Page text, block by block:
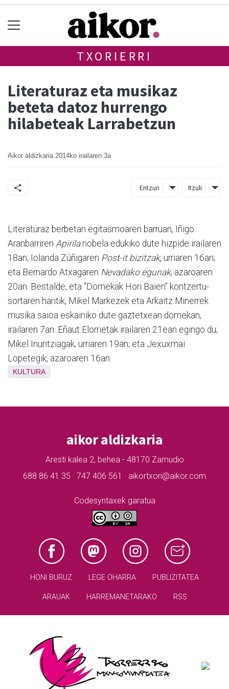
TXORIERRI
Literaturaz eta musikaz
beteta datoz hurrengo
hilabeteak Larrabetzun
Aikor aldizkaria 2014ko irailaren 3a
Entzun Itzuli
Literaturaz berbetan egitasmoaren barruan, Iñigo
Aranbarriren Apirilanobela edukiko dute hizpide irailaren
18an; Iolanda Zúñigaren Post-it bizitzak, urriaren 16an;
eta Bernardo Atxagaren Nevadako egunak, azaroaren
20an. Bestalde, eta “Domekak Hori Baien” kontzertu-
sortaren haritik, Mikel Markezek eta Arkaitz Minerrek
musika saioa eskainiko dute gaztetxean domekan,
irailaren 7an. Eñaut Elorrietak irailaren 21ean egingo du;
Mikel Inuntziagak, urriaren 19an; eta Jexuxmai
Lopetegik, azaroaren 16an.
KULTURA
aikor aldizkaria
Aresti kalea 2, behea - 48170 Zamudio
688 86 41 35 · 747 406 561 · aikortxori@aikor.com
Codesyntaxek garatua
HONI BURUZ LEGE OHARRA PUBLIZITATEA
ARAUAK HARREMANETARAKO RSS